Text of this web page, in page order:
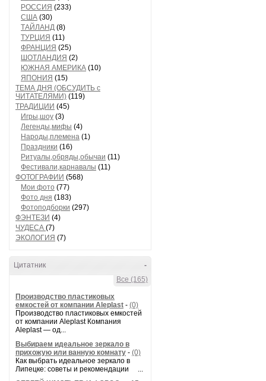
РОССИЯ (233)
США (30)
ТАЙЛАНД (8)
ТУРЦИЯ (11)
ФРАНЦИЯ (25)
ШОТЛАНДИЯ (2)
ЮЖНАЯ АМЕРИКА (10)
ЯПОНИЯ (15)
ТЕМА ДНЯ (ОБСУДИТЬ с
ЧИТАТЕЛЯМИ) (119)
ТРАДИЦИИ (45)
Игры,шоу (3)
Легенды,мифы (4)
Народы,племена (1)
Праздники (16)
Ритуалы,обряды,обычаи (11)
Фестивали,карнавалы (11)
ФОТОГРАФИИ (568)
Мои фото (77)
Фото дня (183)
Фотоподборки (297)
ФЭНТЕЗИ (4)
ЧУДЕСА (7)
ЭКОЛОГИЯ (7)
-
Цитатник
Все (165)
Производство пластиковых
емкостей от компании Aleplast - (0)
Производство пластиковых емкостей
от компании Aleplast Компания
Aleplast — од...
Выбираем идеальное зеркало в
прихожую или ванную комнату - (0)
Как выбрать идеальное зеркало в
Липецке: советы и рекомендации ...